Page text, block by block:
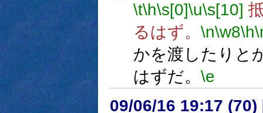
\t\h\s[0]\u\s[10]
るはず。 \n\w8\h
かを渡したりと
はずだ。 \e
09/06/16 19:17 (70)